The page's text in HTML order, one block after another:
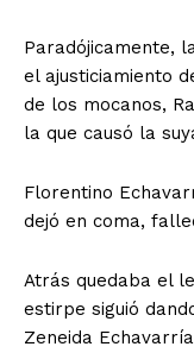
Paradójicamente,
el ajusticiamiento
de los mocanos,
la que causó la
Florentino
dejó en coma,
Atrás quedaba el
estirpe siguió
Zeneida